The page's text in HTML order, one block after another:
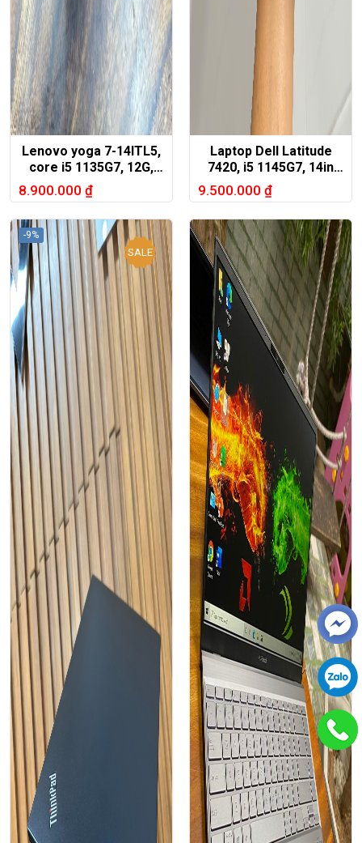
Lenovo yoga 7-14ITL5,
core i5 1135G7, 12G,
512G, 14in FHD touch
X360
8.900.000 ₫
Laptop Dell Latitude
7420, i5 1145G7, 14in
FHD 1080
9.500.000 ₫
SALE
-9%